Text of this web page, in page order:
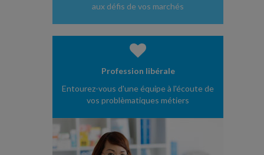
aux défis de vos marchés
Profession libérale
Entourez-vous d'une équipe à l'écoute de
vos problèmatiques métiers